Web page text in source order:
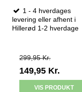
1 - 4 hverdages
levering eller afhent i
Hillerød 1-2 hverdage
299,95 Kr.
149,95 Kr.
VIS PRODUKT